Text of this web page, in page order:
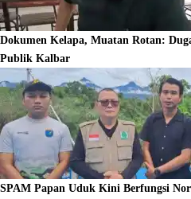
Dokumen Kelapa, Muatan Rotan:
Publik Kalbar
SPAM Papan Uduk Kini Berfungsi